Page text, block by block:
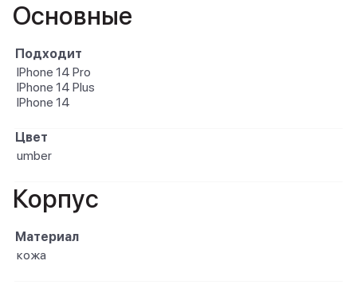
Основные
Подходит
IPhone 14 Pro
IPhone 14 Plus
IPhone 14
Цвет
umber
Корпус
Материал
кожа